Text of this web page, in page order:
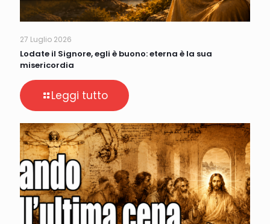
27 Luglio 2026
Lodate il Signore, egli è buono: eterna è la sua
misericordia
Leggi tutto